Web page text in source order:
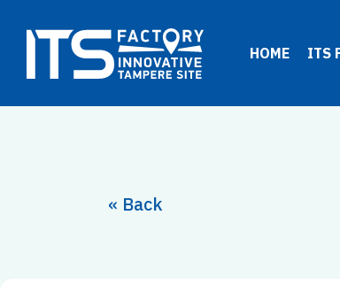
sisältöön
HOME ITS
« Back